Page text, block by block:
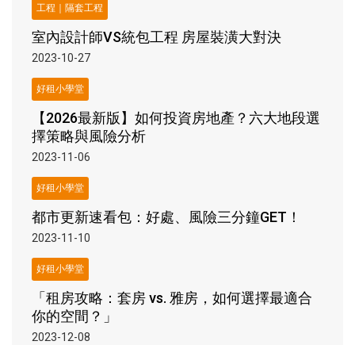
工程｜隔套工程
室內設計師VS統包工程 房屋裝潢大對決
2023-10-27
好租小學堂
【2026最新版】如何投資房地產？六大地段選
擇策略與風險分析
2023-11-06
好租小學堂
都市更新速看包：好處、風險三分鐘GET！
2023-11-10
好租小學堂
「租房攻略：套房 vs. 雅房，如何選擇最適合
你的空間？」
2023-12-08